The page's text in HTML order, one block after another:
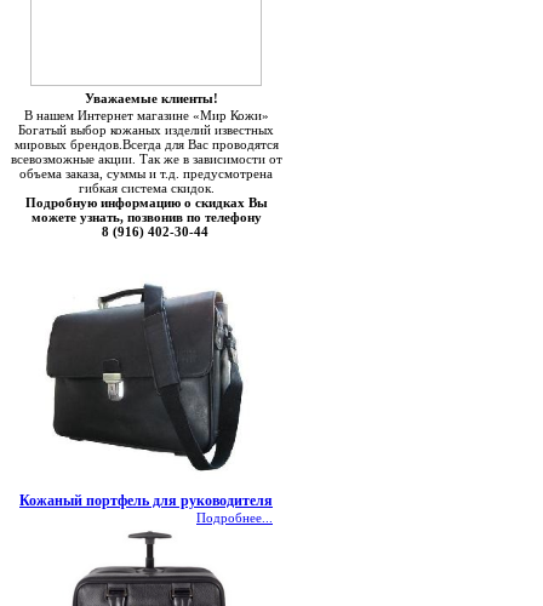
Уважаемые клиенты!
В нашем Интернет магазине «Мир Кожи»
Богатый выбор кожаных изделий известных
мировых брендов.Всегда для Вас проводятся
всевозможные акции. Так же в зависимости от
объема заказа, суммы и т.д. предусмотрена
гибкая система скидок.
Подробную информацию о скидках Вы
можете узнать, позвонив по телефону
8 (916) 402-30-44
Кожаный портфель для руководителя
Подробнее...